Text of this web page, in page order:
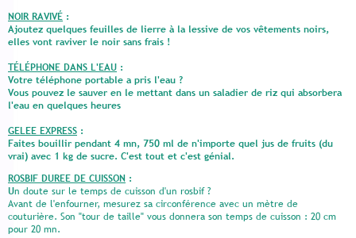
NOIR RAVIVÉ :
Ajoutez quelques feuilles de lierre à la lessive de vos vêtements noirs,
elles vont raviver le noir sans frais !
TÉLÉPHONE DANS L'EAU :
Votre téléphone portable a pris l'eau ?
Vous pouvez le sauver en le mettant dans un saladier de riz qui absorbera
l'eau en quelques heures
GELEE EXPRESS :
Faites bouillir pendant 4 mn, 750 ml de n'importe quel jus de fruits (du
vrai) avec 1 kg de sucre. C'est tout et c'est génial.
ROSBIF DUREE DE CUISSON :
Un doute sur le temps de cuisson d'un rosbif ?
Avant de l'enfourner, mesurez sa circonférence avec un mètre de
couturière. Son "tour de taille" vous donnera son temps de cuisson : 20 cm
pour 20 mn.